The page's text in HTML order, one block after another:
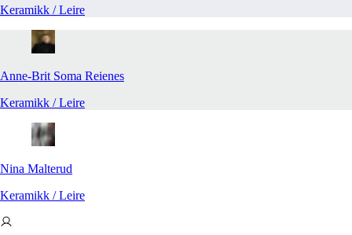
Keramikk / Leire
Anne-Brit Soma Reienes
Keramikk / Leire
Nina​​​​‌ ‍ ​‍​‍‌‍ ‌ ​‍‌‍‍‌‌‍‌ ‌‍‍‌‌‍ ‍​‍​‍​ ‍‍​‍​‍‌ ​ ‌‍​‌‌‍ ‍‌‍‍‌‌ ‌​‌ ‍‌​‍ ‍‌‍‍‌‌‍ ​‍​‍​‍ ​​‍​‍‌‍‍​‌ ​‍‌‍‌‌‌‍‌‍​‍​‍​ ‍‍​‍​‍​‍ ‌ ​ ‌ ‌​‌ ‌‌‌‍‌​‌‍‍‌‌‍ ​‍ ‌‍‍‌‌‍ ‍‌ ‌​‌‍‌‌‌‍ ‍‌ ‌​​‍ ‌‍‌‌‌‍‌​‌‍‍‌‌ ‌​​‍ ‌‍ ‌‌‍ ‌‍‌​‌‍‌‌​ ‌‌ ​​‌ ​‍‌‍‌‌‌ ​ ‌‍‌‌‌‍ ‍‌ ‌​‌‍​‌‌ ‌​‌‍‍‌‌‍ ‌‍ ‍​ ‍ ‌‍‍‌‌‍‌​​ ‌‌‍‍‌‌‍ ‌‌ ​​‌‍ ‌ ​‍‌ ‌​‌‍‌‌‌‍‌​​‍ ‌‌ ‌‌‌ ​ ‌‍‌‌‌ ​‍​‍ ‌​ ​‍​ ​‌​ ‍‌​ ‍ ‌ ‌​‌ ‍‌‌ ​​‌‍‌‌​ ‌‌ ‌‌‌ ​ ‌‍‌‌‌ ​‍​ ‍ ‌ ​​‌‍​‌‌ ‌​‌‍‍​​ ‌‌‍‌‍‌‍‍‌‌ ​‍‌ ​ ‌ ‌​‌​ ‍‌‍​‌‌‍ ‌‌‍‌‌​ ‌‍​‍‌‍​‌‌ ​ ‌‍‌‌‌‌‌‌‌ ​‍‌‍ ​​ ‌​‍‌‌​ ​‍‌​‌‍‌ ​ ‌ ‌​‌ ‌‌‌‍‌​‌‍‍‌‌‍ ​‍‌‍‌‍‍‌‌‍‌​​ ‌‌‍‍‌‌‍ ‌‌ ​​‌‍ ‌ ​‍‌ ‌​‌‍‌‌‌‍‌​​‍ ‌‌ ‌‌‌ ​ ‌‍‌‌‌ ​‍​‍ ‌​ ​‍​ ​‌​ ‍‌​‍‌‍‌ ‌​‌ ‍‌‌ ​​‌‍‌‌​ ‌‌ ‌‌‌ ​ ‌‍‌‌‌ ​‍​‍‌‍‌ ​​‌‍​‌‌ ‌​‌‍‍​​ ‌‌‍‌‍‌‍‍‌‌ ​‍‌ ​ ‌ ‌​‌​ ‍‌‍​‌‌‍ ‌‌‍‌‌​‍​‍‌ ‌ Malterud​​​​‌ ‍ ​‍​‍‌‍ ‌ ​‍‌‍‍‌‌‍‌ ‌‍‍‌‌‍ ‍​‍​‍​ ‍‍​‍​‍‌ ​ ‌‍​‌‌‍ ‍‌‍‍‌‌ ‌​‌ ‍‌​‍ ‍‌‍‍‌‌‍ ​‍​‍​‍ ​​‍​‍‌‍‍​‌ ​‍‌‍‌‌‌‍‌‍​‍​‍​ ‍‍​‍​‍​‍ ‌ ​ ‌ ‌​‌ ‌‌‌‍‌​‌‍‍‌‌‍ ​‍ ‌‍‍‌‌‍ ‍‌ ‌​‌‍‌‌‌‍ ‍‌ ‌​​‍ ‌‍‌‌‌‍‌​‌‍‍‌‌ ‌​​‍ ‌‍ ‌‌‍ ‌‍‌​‌‍‌‌​ ‌‌ ​​‌ ​‍‌‍‌‌‌ ​ ‌‍‌‌‌‍ ‍‌ ‌​‌‍​‌‌ ‌​‌‍‍‌‌‍ ‌‍ ‍​ ‍ ‌‍‍‌‌‍‌​​ ‌‌‍‍‌‌‍ ‌‌ ​​‌‍ ‌ ​‍‌ ‌​‌‍‌‌‌‍‌​​‍ ‌‌ ‌‌‌ ​ ‌‍‌‌‌ ​‍​‍ ‌​ ​‍​ ​‌​ ‍‌​ ‍ ‌ ‌​‌ ‍‌‌ ​​‌‍‌‌​ ‌‌ ‌‌‌ ​ ‌‍‌‌‌ ​‍​ ‍ ‌ ​​‌‍​‌‌ ‌​‌‍‍​​ ‌‌‍ ​‌‍​‌‌ ​ ‌ ‌​‌​ ‍‌‍​‌‌‍ ‌‌‍‌‌​ ‌‍​‍‌‍​‌‌ ​ ‌‍‌‌‌‌‌‌‌ ​‍‌‍ ​​ ‌​‍‌‌​ ​‍‌​‌‍‌ ​ ‌ ‌​‌ ‌‌‌‍‌​‌‍‍‌‌‍ ​‍‌‍‌‍‍‌‌‍‌​​ ‌‌‍‍‌‌‍ ‌‌ ​​‌‍ ‌ ​‍‌ ‌​‌‍‌‌‌‍‌​​‍ ‌‌ ‌‌‌ ​ ‌‍‌‌‌ ​‍​‍ ‌​ ​‍​ ​‌​ ‍‌​‍‌‍‌ ‌​‌ ‍‌‌ ​​‌‍‌‌​ ‌‌ ‌‌‌ ​ ‌‍‌‌‌ ​‍​‍‌‍‌ ​​‌‍​‌‌ ‌​‌‍‍​​ ‌‌‍ ​‌‍​‌‌ ​ ‌ ‌​‌​ ‍‌‍​‌‌‍ ‌‌‍‌‌​‍​‍‌ ‌
Keramikk / Leire